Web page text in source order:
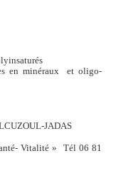
en minéraux et oligo-
JADAS
Vitalité » Tél 06 81